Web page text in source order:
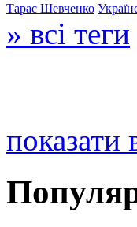
Тарас Шевченко
» всі теги
показати